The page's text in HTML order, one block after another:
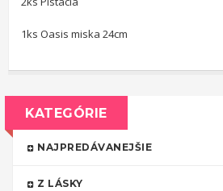
1ks Oasis miska 24cm
KATEGÓRIE
NAJPREDÁVANEJŠIE
Z LÁSKY